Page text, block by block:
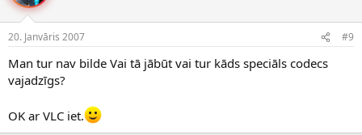
20. Janvāris 2007 #9
Man tur nav bilde Vai tā jābūt vai tur kāds speciāls codecs
vajadzīgs?
OK ar VLC iet.